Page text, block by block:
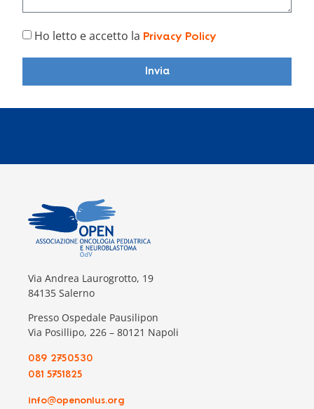
Ho letto e accetto la Privacy Policy
Invia
Via Andrea Laurogrotto, 19
84135 Salerno
Presso Ospedale Pausilipon
Via Posillipo, 226 – 80121 Napoli
089 2750530
081 5751825
info@openonlus.org